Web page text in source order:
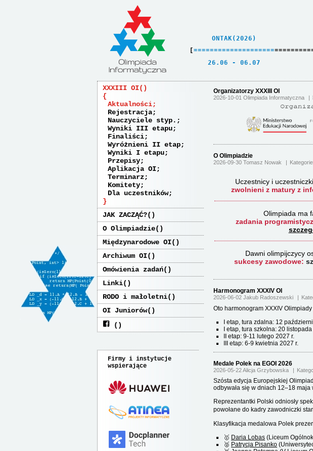
    ONTAK(2026)
[ ====================
   26.06 - 06.07
XXXIII OI
Aktualności
Rejestracja
Nauczyciele styp.
Wyniki III etapu
Finaliści
Wyróżnieni II etap
Wyniki I etapu
Przepisy
Aplikacja OI
Terminarz
Komitety
Dla uczestników
JAK ZACZĄĆ?
O Olimpiadzie
Międzynarodowe OI
Archiwum OI
Omówienia zadań
Linki
RODO i małoletni
OI Juniorów
Firmy i instytucje
wspierające
Organizatorzy XXXIII OI
2026-10-01 Olimpiada Informatyczna
O Olimpiadzie
2026-09-30 Tomasz Nowak
Uczestnicy i
zwolnieni z matury z
Olimpiada ma
zadania
Dawni olimpijczycy
sukcesy zawodowe:
Harmonogram XXXIV OI
2026-06-02 Jakub Radoszewski
Oto harmonogram XXXIV
I etap, tura zdalna: 12
I etap, tura szkolna: 20
II etap: 9-11 lutego 2027 r.
III etap: 6-9 kwietnia 2027 r.
Medale Polek na EGOI 2026
2026-05-22 Alicja Grzybowska
Szósta edycja Europejskiej
odbywała się w dniach 12–18 maja
Reprezentantki Polski odniosły
powołane do kadry zawodniczki
Klasyfikacja medalowa Polek
🥇 Daria Lobas (Liceum
🥈 Patrycja Pisanko